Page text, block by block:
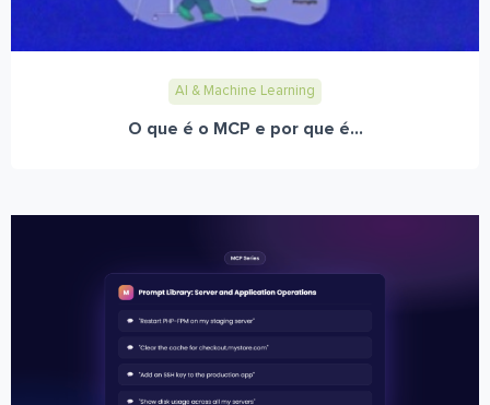
AI & Machine Learning
O que é o MCP e por que é...